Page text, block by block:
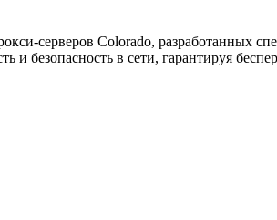
серверов Colorado, разработанных
безопасность в сети, гарантируя